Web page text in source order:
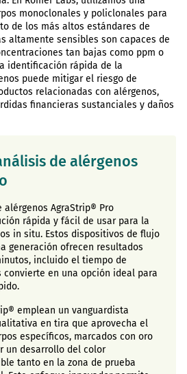
monoclonales y policlonales para
de los más altos estándares de
altamente sensibles son capaces de
tan bajas como ppm o
identificación rápida de la
puede mitigar el riesgo de
relacionadas con alérgenos,
financieras sustanciales y daños
de alérgenos
alérgenos AgraStrip® Pro
rápida y fácil de usar para la
in situ. Estos dispositivos de flujo
generación ofrecen resultados
incluido el tiempo de
convierte en una opción ideal para
emplean un vanguardista
en tira que aprovecha el
específicos, marcados con oro
un desarrollo del color
tanto en la zona de prueba